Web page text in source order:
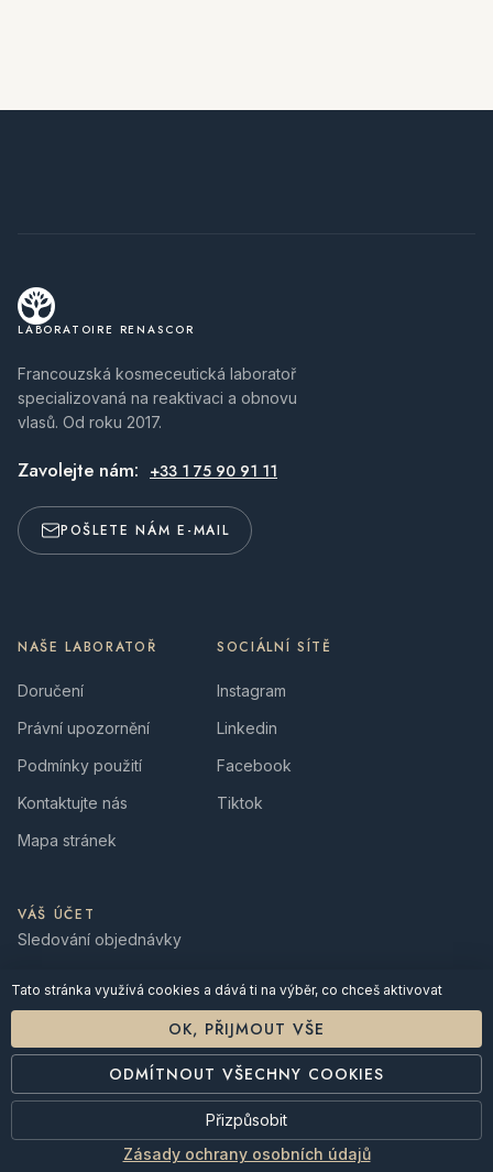
LABORATOIRE RENASCOR
Francouzská kosmeceutická laboratoř
specializovaná na reaktivaci a obnovu
vlasů. Od roku 2017.
Zavolejte nám: +33 1 75 90 91 11
POŠLETE NÁM E-MAIL
NAŠE LABORATOŘ
Doručení
Právní upozornění
Podmínky použití
Kontaktujte nás
Mapa stránek
SOCIÁLNÍ SÍTĚ
Instagram
Linkedin
Facebook
Tiktok
VÁŠ ÚČET
Sledování objednávky
Vytvořit účet
© 2026 Laboratoire RENASCOR · Vyrobeno ve Francii
Tato stránka využívá cookies a dává ti na výběr, co chceš aktivovat
OK, PŘIJMOUT VŠE
ODMÍTNOUT VŠECHNY COOKIES
Přizpůsobit
Zásady ochrany osobních údajů